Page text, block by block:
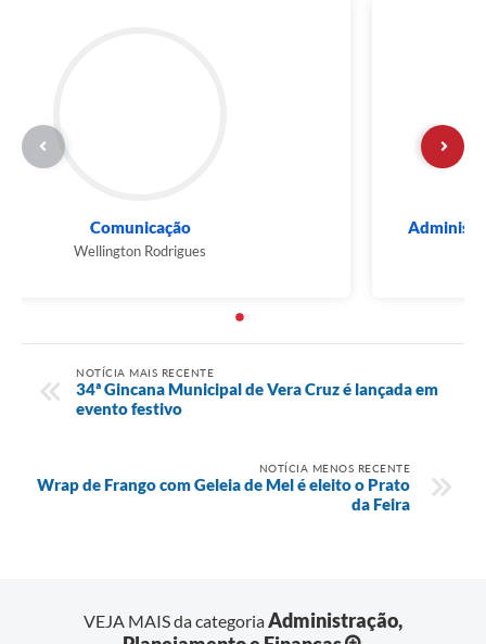
Wellington Rodrigues
NOTÍCIA MAIS RECENTE
34ª Gincana Municipal de Vera Cruz é lançada em
evento festivo
NOTÍCIA MENOS RECENTE
Wrap de Frango com Geleia de Mel é eleito o Prato
da Feira
VEJA MAIS da categoriaAdministração,